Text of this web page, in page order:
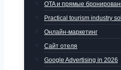
OTA и прямые
Practical tourism industry
Онлайн-маркетинг
Сайт отеля
Google Advertising in 2026